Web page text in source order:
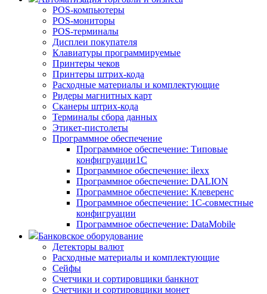
POS-компьютеры
POS-мониторы
POS-терминалы
Дисплеи покупателя
Клавиатуры программируемые
Принтеры чеков
Принтеры штрих-кода
Расходные материалы и комплектующие
Ридеры магнитных карт
Сканеры штрих-кода
Терминалы сбора данных
Этикет-пистолеты
Программное обеспечение
Программное обеспечение: Типовые
конфигруации1С
Программное обеспечение: ilexx
Программное обеспечение: DALION
Программное обеспечение: Клеверенс
Программное обеспечение: 1С-совместные
конфигруации
Программное обеспечение: DataMobile
Банковское оборудование
Детекторы валют
Расходные материалы и комплектующие
Сейфы
Счетчики и сортировщики банкнот
Счетчики и сортировщики монет